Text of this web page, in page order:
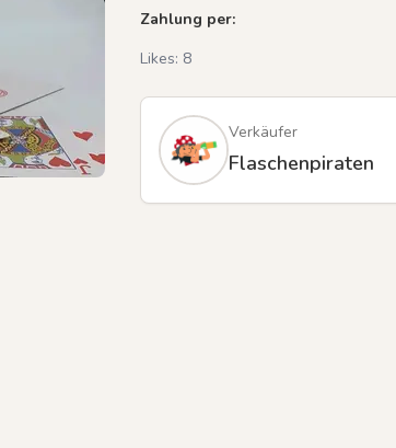
Zahlung per:
Likes: 8
Verkäufer
Flaschenpiraten